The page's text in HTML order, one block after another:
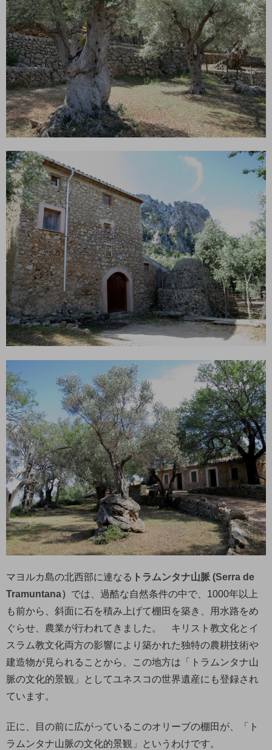
マヨルカ島の北西部に連なる トラムンタナ山脈 (Serra de
Tramuntana） では、過酷な自然条件の中で、1000年以上
も前から、斜面に石を積み上げて棚田を築き、用水路をめ
ぐらせ、農業が行われてきました。 キリスト教文化とイ
スラム教文化両方の影響により築かれた独特の農耕技術や
建造物が見られることから、この地方は「トラムンタナ山
脈の文化的景観」としてユネスコの世界遺産にも登録され
ています。
正に、目の前に広がっているこのオリーブの棚田が、「ト
ラムンタナ山脈の文化的景観」というわけです。